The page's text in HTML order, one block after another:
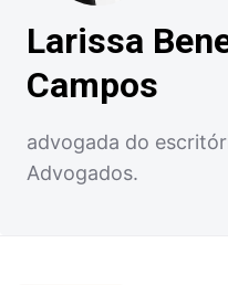
Larissa
Campos
advogada do
Advogados.